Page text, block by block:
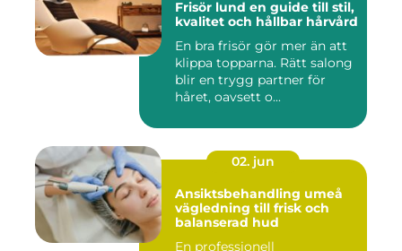
Frisör lund en guide till stil,
kvalitet och hållbar hårvård
En bra frisör gör mer än att
klippa topparna. Rätt salong
blir en trygg partner för
håret, oavsett o...
02. jun
Ansiktsbehandling umeå
vägledning till frisk och
balanserad hud
En professionell